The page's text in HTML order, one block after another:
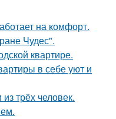
на комфорт.
Чудес".
квартире.
в себе уют и
трёх человек.